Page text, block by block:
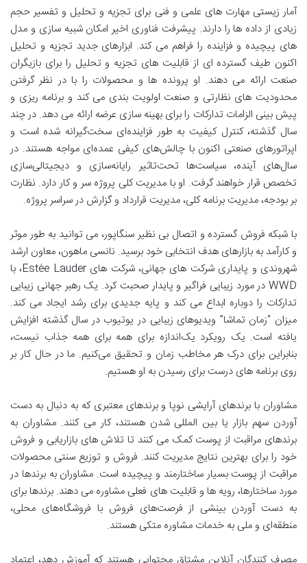
آمار زیستی مهارت های علمی و فنی برای تجزیه و تحلیل و تفسیر حجم
زیادی از داده ها را دارند. پیشرفت فناوری اخیر امکان شبیه سازی و مدل
های پیچیده و فزاینده را فراهم می کند. ابزارهای جدید تجزیه و تحلیل
اکنون طیف گسترده ای از قابلیت های تجزیه و تحلیل را برای بازیگران
صنعت ارائه می دهند. او پرونده ها و محصولات را با در نظر گرفتن
محدودیت های نظارتی و صنعت اولویت بندی می کند و برنامه ریزی و
پیش بینی الزامات تدارکات را برای بهینه سازی عرضه ارائه می دهد. در چند
سال گذشته، کنترل کیفیت به طور فزاینده‌ای سخت‌گیرانه شده است و
اپراتورهای صنعتی اکنون با چالش‌های کیفی عمده‌ای مواجه هستند. در
سال‌های آینده، سیاست‌ها تحت‌تاثیر رایانه‌سازی و دیجیتالی‌سازی
تخصص قرار خواهند گرفت. او با مدیریت کلی پروژه سر و کار دارد. نظارت
بر بودجه، مدیریت برنامه کلی، مدیریت قرارداد و گزارش در سراسر پروژه.
با شبکه فروش گسترده و اتصال بی نظیر سنگاپور، می توانید به طور موثر
و کارآمد به بازارهای هدف انتخابی خود برسید. نانسی ماهون، معاون ارشد
شهروندی و پایداری شرکت های جهانی، شرکت های Estée Lauder، با
WWD در مورد زیبایی فراگیر و پایدار صحبت کرد. یک رهبر جهانی زیبایی
تدارکات را دوباره ابداع می کند و پایه جدیدی برای رشد ایجاد می کند.
میزان “زمان تماشا” ویدیوهای زیبایی در یوتیوب در سال گذشته افزایش
یافته است. یک رویکرد یک‌اندازه برای همه برای همه جذاب نیست،
بنابراین برای درک هر مخاطب زمان و تحقیق می‌کنیم. ما در حال کار بر
روی برنامه های درست برای رسیدن به او هستیم.
مشاوران با برندهای آرایشی نوپا و برندهای معتبری که به دنبال به دست
آوردن سهم بازار یا بین المللی شدن هستند، کار می کنند. مشاوران به
برندهای مراقبت از پوست کمک می کنند تا تلاش های بازاریابی و فروش
خود را برای بهترین نتایج مدیریت کنند. فروش و توزیع سنتی محصولات
مراقبت از پوست بسیار ساختارمند و پیچیده است. مشاوران به برندها در
مورد ساختارها، رویه ها و قابلیت های فعلی مشاوره می دهند. برندها برای
به دست آوردن بینشی از فرصت‌های فروش با فروشگاه‌های محلی،
منطقه‌ای و ملی به خدمات مشاوره متکی هستند.